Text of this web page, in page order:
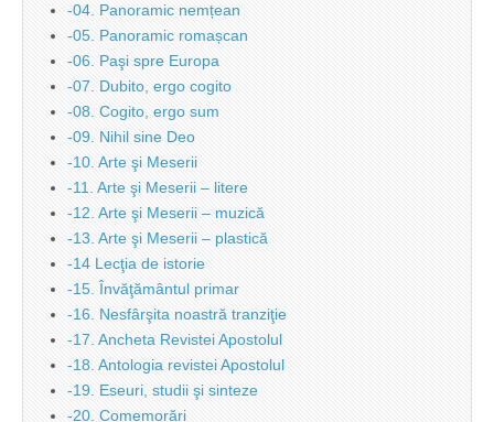
-04. Panoramic nemțean
-05. Panoramic romașcan
-06. Paşi spre Europa
-07. Dubito, ergo cogito
-08. Cogito, ergo sum
-09. Nihil sine Deo
-10. Arte şi Meserii
-11. Arte şi Meserii – litere
-12. Arte şi Meserii – muzică
-13. Arte şi Meserii – plastică
-14 Lecţia de istorie
-15. Învăţământul primar
-16. Nesfârşita noastră tranziţie
-17. Ancheta Revistei Apostolul
-18. Antologia revistei Apostolul
-19. Eseuri, studii şi sinteze
-20. Comemorări